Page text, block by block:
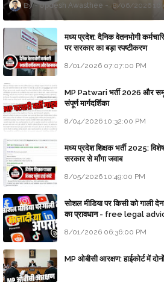
Updesh Awasthee 8/06/2026
मध्य प्रदेश: दैनिक वेतनभोगी
पर सरकार का बड़ा स्पष्टीकरण
8/01/2026 07:07:00 PM
MP Patwari भर्ती 2026 और
संपूर्ण मार्गदर्शिका
8/04/2026 10:32:00 PM
मध्य प्रदेश शिक्षक भर्ती 2025: विशेष
सरकार से माँगा जवाब
8/05/2026 10:49:00 PM
सोशल मीडिया पर किसी को गाली
का प्रावधान - free legal
8/01/2026 06:36:00 PM
MP ओबीसी आरक्षण: हाईकोर्ट में